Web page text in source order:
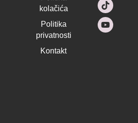
kolačića
Politika
privatnosti
Kontakt
g
r
a
m
o
o
k
k
b
e